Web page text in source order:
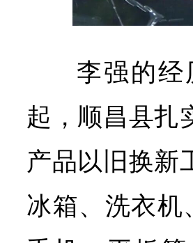
李强的经
起，顺昌县扎
产品以旧换新
冰箱、洗衣机